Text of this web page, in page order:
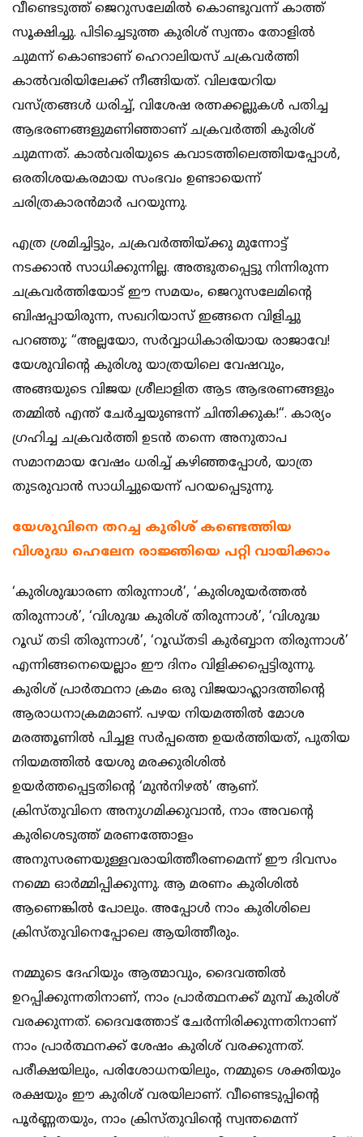
വീണ്ടെടുത്ത് ജെറുസലേമിൽ കൊണ്ടുവന്ന് കാത്ത്
സൂക്ഷിച്ചു. പിടിച്ചെടുത്ത കുരിശ് സ്വന്തം തോളിൽ
ചുമന്ന് കൊണ്ടാണ്‌ ഹെറാലിയസ് ചക്രവർത്തി
കാൽവരിയിലേക്ക് നീങ്ങിയത്. വിലയേറിയ
വസ്ത്രങ്ങൾ ധരിച്ച്, വിശേഷ രത്നക്കല്ലുകൾ പതിച്ച
ആഭരണങ്ങളുമണിഞ്ഞാണ്‌ ചക്രവർത്തി കുരിശ്
ചുമന്നത്. കാൽവരിയുടെ കവാടത്തിലെത്തിയപ്പോൾ,
ഒരതിശയകരമായ സംഭവം ഉണ്ടായെന്ന്‍
ചരിത്രകാരന്‍മാര്‍ പറയുന്നു.
എത്ര ശ്രമിച്ചിട്ടും, ചക്രവർത്തിയ്ക്കു മുന്നോട്ട്
നടക്കാൻ സാധിക്കുന്നില്ല. അത്ഭുതപ്പെട്ടു നിന്നിരുന്ന
ചക്രവർത്തിയോട് ഈ സമയം, ജെറുസലേമിന്റെ
ബിഷപ്പായിരുന്ന, സഖറിയാസ് ഇങ്ങനെ വിളിച്ചു
പറഞ്ഞു; “അല്ലയോ, സർവ്വാധികാരിയായ രാജാവേ!
യേശുവിന്റെ കുരിശു യാത്രയിലെ വേഷവും,
അങ്ങയുടെ വിജയ ശ്രീലാളിത ആട ആഭരണങ്ങളും
തമ്മിൽ എന്ത് ചേർച്ചയുണ്ടന്ന് ചിന്തിക്കുക!“. കാര്യം
ഗ്രഹിച്ച ചക്രവർത്തി ഉടൻ തന്നെ അനുതാപ
സമാനമായ വേഷം ധരിച്ച് കഴിഞ്ഞപ്പോൾ, യാത്ര
തുടരുവാൻ സാധിച്ചുയെന്ന്‍ പറയപ്പെടുന്നു.
യേശുവിനെ തറച്ച കുരിശ് കണ്ടെത്തിയ
വിശുദ്ധ ഹെലേന രാജ്ഞിയെ പറ്റി വായിക്കാം
‘കുരിശുദ്ധാരണ തിരുന്നാൾ’, ‘കുരിശുയർത്തൽ
തിരുന്നാൾ’, ‘വിശുദ്ധ കുരിശ് തിരുന്നാൾ’, ‘വിശുദ്ധ
റൂഡ് തടി തിരുന്നാൾ’, ‘റൂഡ്തടി കുർബ്ബാന തിരുന്നാൾ’
എന്നിങ്ങനെയെല്ലാം ഈ ദിനം വിളിക്കപ്പെട്ടിരുന്നു.
കുരിശ് പ്രാർത്ഥനാ ക്രമം ഒരു വിജയാഹ്ലാദത്തിന്റെ
ആരാധനാക്രമമാണ്‌. പഴയ നിയമത്തിൽ മോശ
മരത്തൂണിൽ പിച്ചള സർപ്പത്തെ ഉയർത്തിയത്, പുതിയ
നിയമത്തിൽ യേശു മരക്കുരിശിൽ
ഉയർത്തപ്പെട്ടതിന്റെ ‘മുൻനിഴൽ’ ആണ്‌.
ക്രിസ്തുവിനെ അനുഗമിക്കുവാൻ, നാം അവന്റെ
കുരിശെടുത്ത് മരണത്തോളം
അനുസരണയുള്ളവരായിത്തീരണമെന്ന്‍ ഈ ദിവസം
നമ്മെ ഓര്‍മ്മിപ്പിക്കുന്നു. ആ മരണം കുരിശിൽ
ആണെങ്കിൽ പോലും. അപ്പോൾ നാം കുരിശിലെ
ക്രിസ്തുവിനെപ്പോലെ ആയിത്തീരും.
നമ്മുടെ ദേഹിയും ആത്മാവും, ദൈവത്തിൽ
ഉറപ്പിക്കുന്നതിനാണ്‌, നാം പ്രാർത്ഥനക്ക് മുമ്പ് കുരിശ്
വരക്കുന്നത്. ദൈവത്തോട് ചേർന്നിരിക്കുന്നതിനാണ്‌
നാം പ്രാർത്ഥനക്ക് ശേഷം കുരിശ് വരക്കുന്നത്.
പരീക്ഷയിലും, പരിശോധനയിലും, നമ്മുടെ ശക്തിയും
രക്ഷയും ഈ കുരിശ് വരയിലാണ്‌. വീണ്ടെടുപ്പിന്റെ
പൂർണ്ണതയും, നാം ക്രിസ്തുവിന്റെ സ്വന്തമെന്ന്